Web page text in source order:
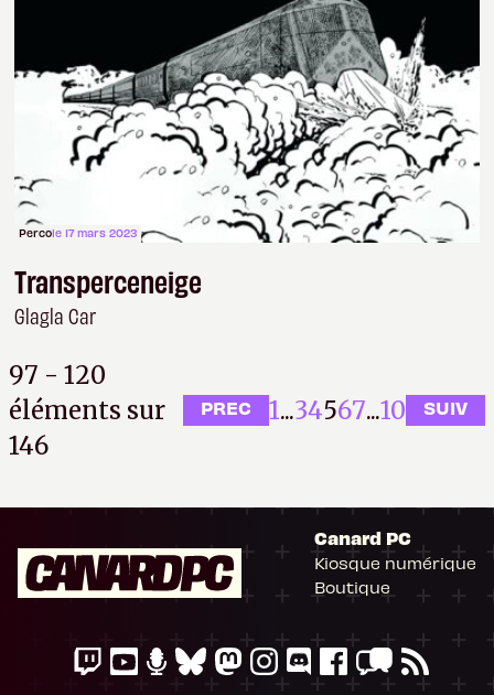
Percole 17 mars 2023
Transperceneige
Glagla Car
97 - 120
éléments sur
146
PREC 1...34567...10 SUIV
Canard PC
Kiosque numérique
Boutique